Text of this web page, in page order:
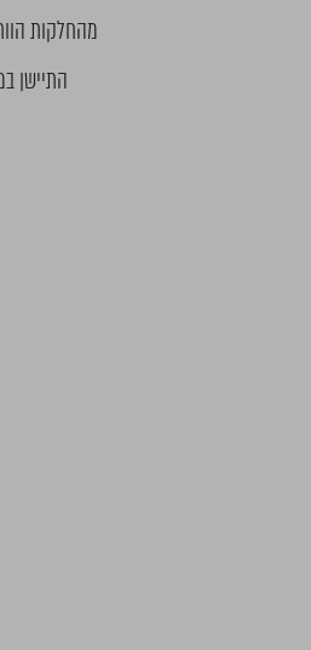
מהחלקות
התיישן במשך כ-22 חודשים בחביות עץ צרפתיות